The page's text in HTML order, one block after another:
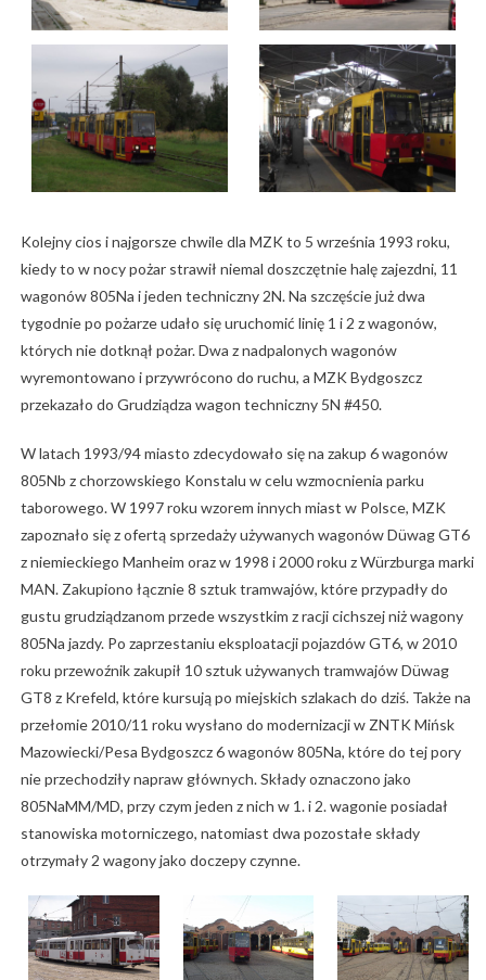
Kolejny cios i najgorsze chwile dla MZK to 5 września 1993 roku,
kiedy to w nocy pożar strawił niemal doszczętnie halę zajezdni, 11
wagonów 805Na i jeden techniczny 2N. Na szczęście już dwa
tygodnie po pożarze udało się uruchomić linię 1 i 2 z wagonów,
których nie dotknął pożar. Dwa z nadpalonych wagonów
wyremontowano i przywrócono do ruchu, a MZK Bydgoszcz
przekazało do Grudziądza wagon techniczny 5N #450.
W latach 1993/94 miasto zdecydowało się na zakup 6 wagonów
805Nb z chorzowskiego Konstalu w celu wzmocnienia parku
taborowego. W 1997 roku wzorem innych miast w Polsce, MZK
zapoznało się z ofertą sprzedaży używanych wagonów Düwag GT6
z niemieckiego Manheim oraz w 1998 i 2000 roku z Würzburga marki
MAN. Zakupiono łącznie 8 sztuk tramwajów, które przypadły do
gustu grudziądzanom przede wszystkim z racji cichszej niż wagony
805Na jazdy. Po zaprzestaniu eksploatacji pojazdów GT6, w 2010
roku przewoźnik zakupił 10 sztuk używanych tramwajów Düwag
GT8 z Krefeld, które kursują po miejskich szlakach do dziś. Także na
przełomie 2010/11 roku wysłano do modernizacji w ZNTK Mińsk
Mazowiecki/Pesa Bydgoszcz 6 wagonów 805Na, które do tej pory
nie przechodziły napraw głównych. Składy oznaczono jako
805NaMM/MD, przy czym jeden z nich w 1. i 2. wagonie posiadał
stanowiska motorniczego, natomiast dwa pozostałe składy
otrzymały 2 wagony jako doczepy czynne.